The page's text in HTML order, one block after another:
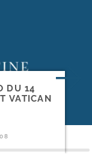
DU 14
VATICAN